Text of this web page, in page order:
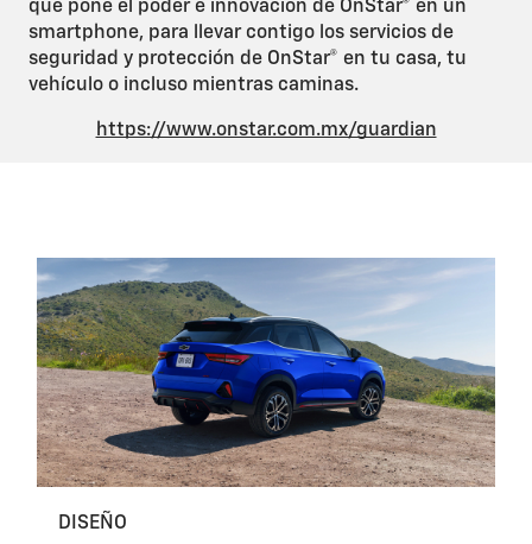
que pone el poder e innovación de OnStar® en un
smartphone, para llevar contigo los servicios de
seguridad y protección de OnStar® en tu casa, tu
vehículo o incluso mientras caminas.
https://www.onstar.com.mx/guardian
DISEÑO